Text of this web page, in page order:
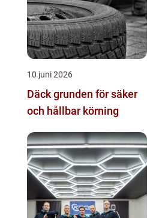
10 juni 2026
Däck grunden för säker
och hållbar körning